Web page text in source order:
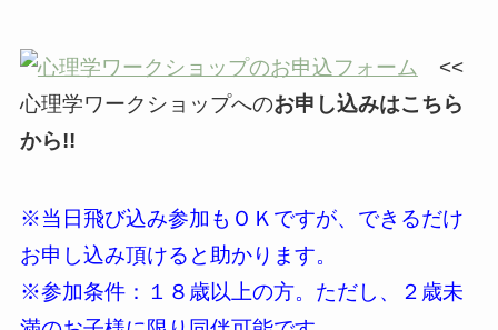
<<
心理学ワークショップへのお申し込みはこちら
から!!
※当日飛び込み参加もＯＫですが、できるだけ
お申し込み頂けると助かります。
※参加条件：１８歳以上の方。ただし、２歳未